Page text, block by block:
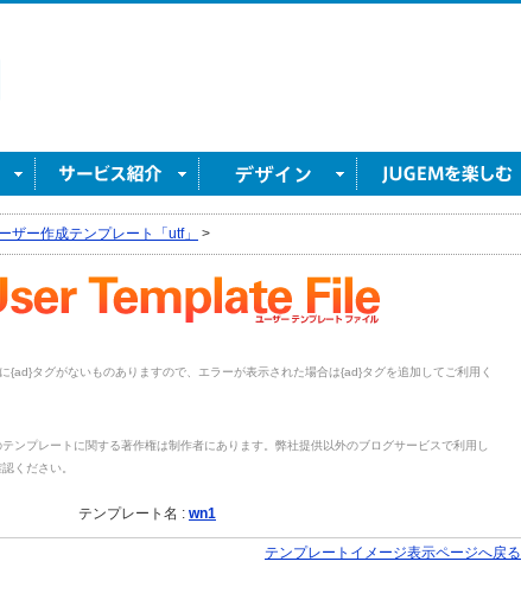
ザー作成テンプレート「utf」 >
{ad}タグがないものありますので、エラーが表示された場合は{ad}タグを追加してご利用く
ンプレートに関する著作権は制作者にあります。弊社提供以外のブログサービスで利用し
ください。
テンプレート名 : wn1
テンプレートイメージ表示ページへ戻る